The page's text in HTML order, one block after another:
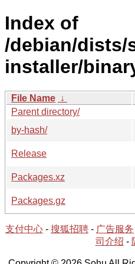
Index of
/debian/dists/
installer/
File Name ↓
Parent directory/
by-hash/
Release
Packages.xz
Packages.gz
支付中心 - 搜狐招聘 - 广告服务
司介绍 -